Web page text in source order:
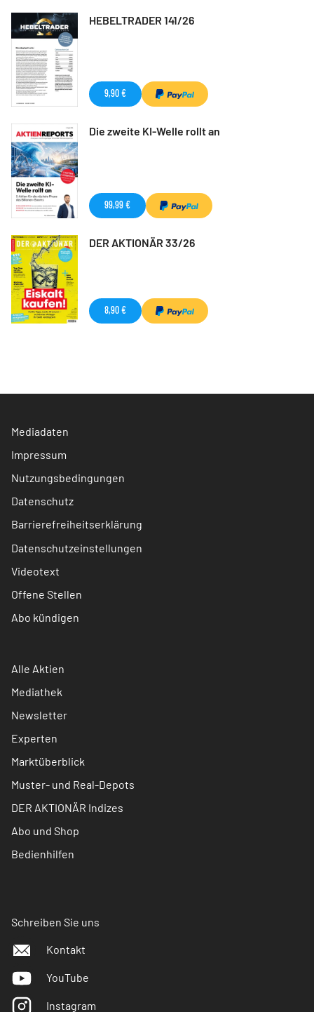
HEBELTRADER 141/26
9,90 €
Die zweite KI-Welle rollt an
99,99 €
DER AKTIONÄR 33/26
8,90 €
Mediadaten
Impressum
Nutzungsbedingungen
Datenschutz
Barrierefreiheitserklärung
Datenschutzeinstellungen
Videotext
Offene Stellen
Abo kündigen
Alle Aktien
Mediathek
Newsletter
Experten
Marktüberblick
Muster- und Real-Depots
DER AKTIONÄR Indizes
Abo und Shop
Bedienhilfen
Schreiben Sie uns
Kontakt
YouTube
Instagram